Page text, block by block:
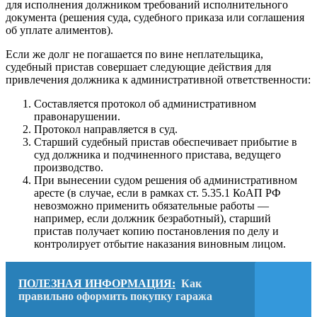
для исполнения должником требований исполнительного
документа (решения суда, судебного приказа или соглашения
об уплате алиментов).
Если же долг не погашается по вине неплательщика,
судебный пристав совершает следующие действия для
привлечения должника к административной ответственности:
Составляется протокол об административном
правонарушении.
Протокол направляется в суд.
Старший судебный пристав обеспечивает прибытие в
суд должника и подчиненного пристава, ведущего
производство.
При вынесении судом решения об административном
аресте (в случае, если в рамках ст. 5.35.1 КоАП РФ
невозможно применить обязательные работы —
например, если должник безработный), старший
пристав получает копию постановления по делу и
контролирует отбытие наказания виновным лицом.
ПОЛЕЗНАЯ ИНФОРМАЦИЯ: Как
правильно оформить покупку гаража